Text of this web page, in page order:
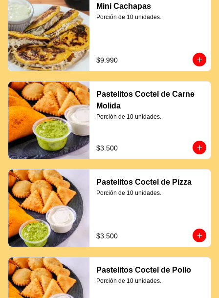
Mini Cachapas
Porción de 10 unidades.
$9.990
Pastelitos Coctel de Carne
Molida
Porción de 10 unidades.
$3.500
Pastelitos Coctel de Pizza
Porción de 10 unidades.
$3.500
Pastelitos Coctel de Pollo
Porción de 10 unidades.